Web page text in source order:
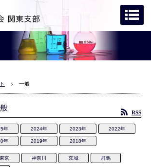
> 一般
RSS
年 2024年 2023年 2022年
年 2019年 2018年
東京 神奈川 茨城 群馬